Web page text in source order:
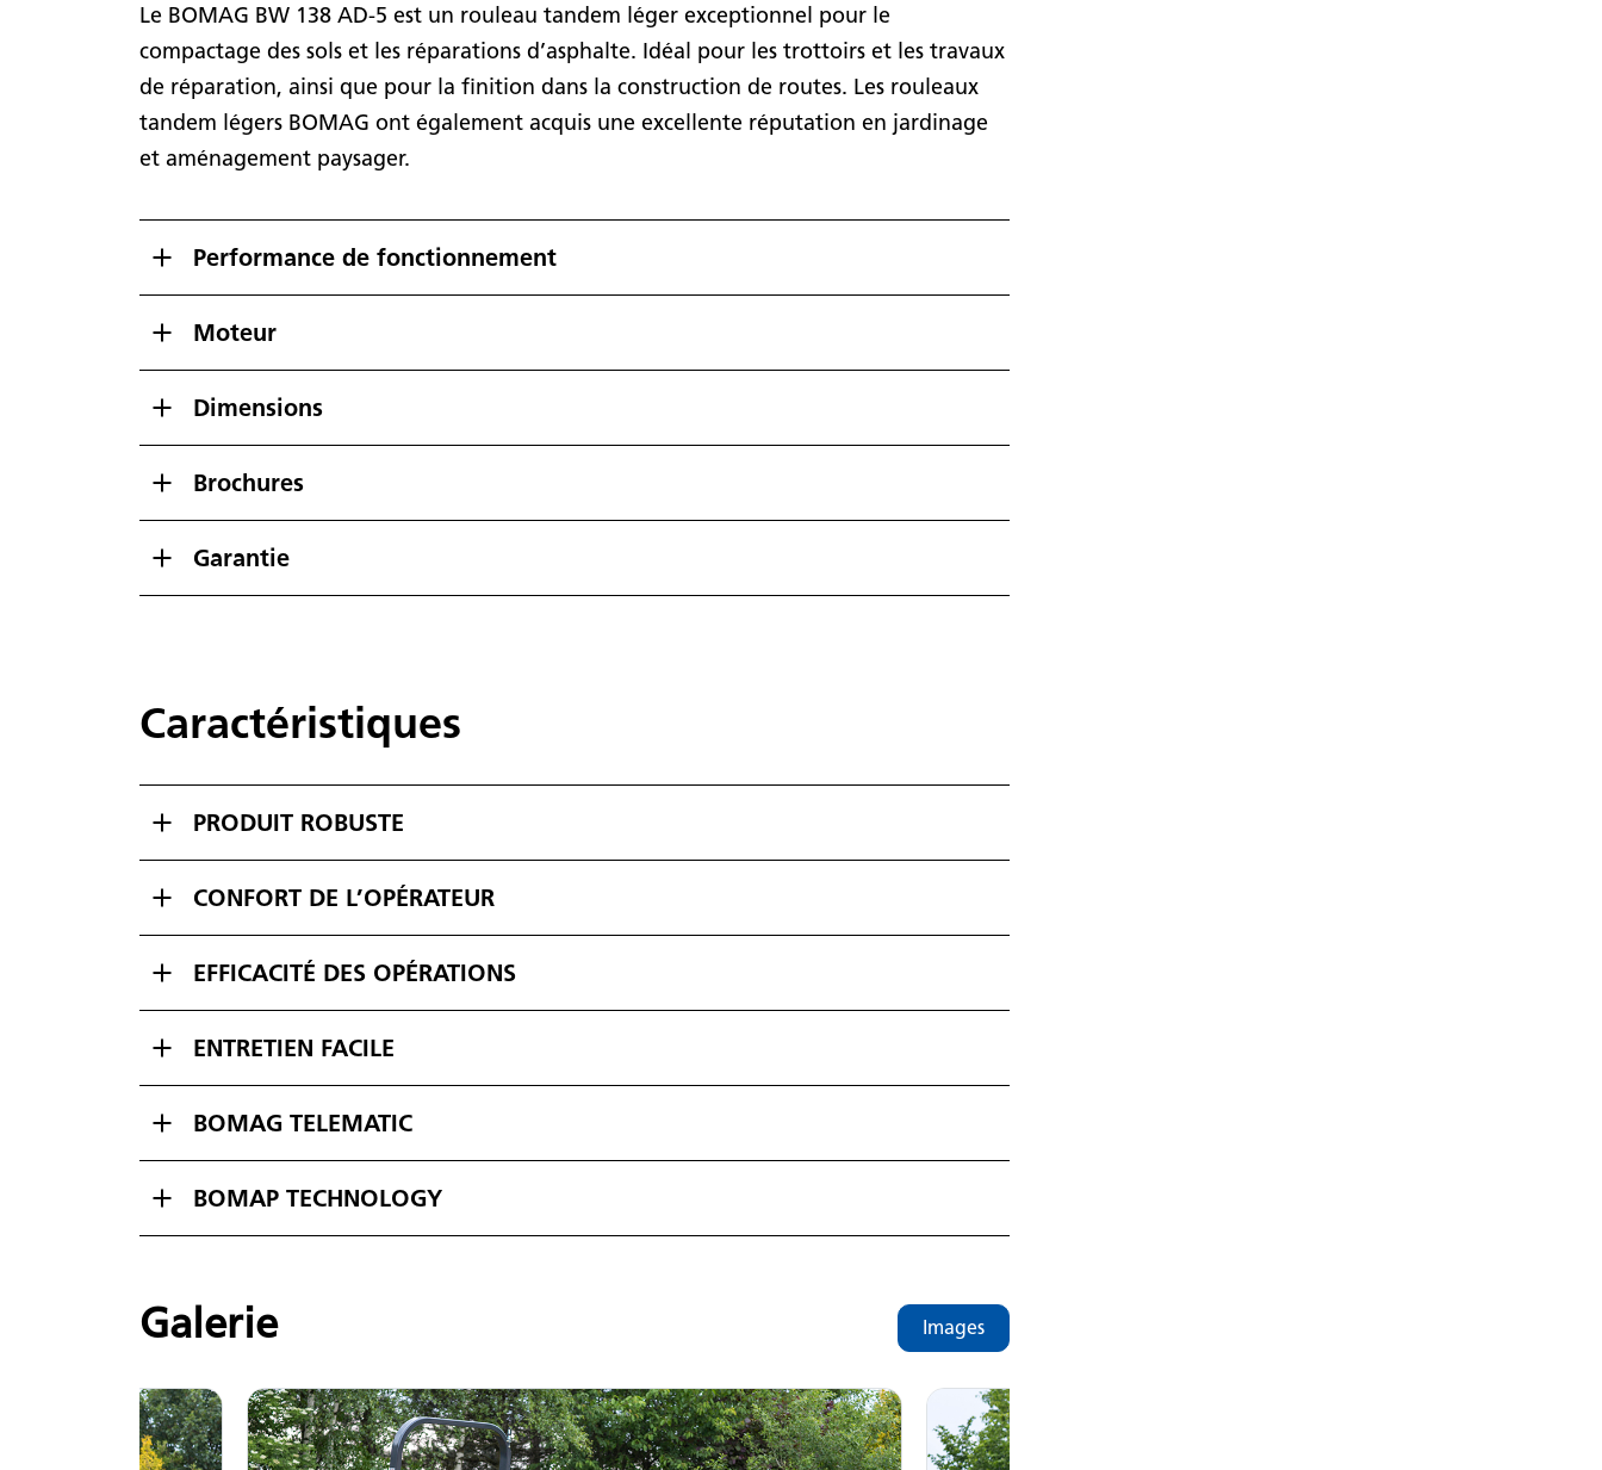
Le BOMAG BW 138 AD-5 est un rouleau tandem léger exceptionnel pour le
compactage des sols et les réparations d’asphalte. Idéal pour les trottoirs et les travaux
de réparation, ainsi que pour la finition dans la construction de routes. Les rouleaux
tandem légers BOMAG ont également acquis une excellente réputation en jardinage
et aménagement paysager.
Performance de fonctionnement
Moteur
Dimensions
Brochures
Garantie
Caractéristiques
PRODUIT ROBUSTE
CONFORT DE L’OPÉRATEUR
EFFICACITÉ DES OPÉRATIONS
ENTRETIEN FACILE
BOMAG TELEMATIC
BOMAP TECHNOLOGY
Galerie Images